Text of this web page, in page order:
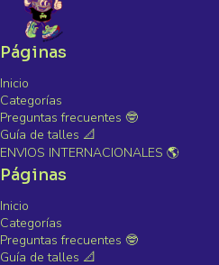
Páginas
Inicio
Categorías
Preguntas frecuentes 🤓
Guía de talles 📐
ENVIOS INTERNACIONALES 🌎
Páginas
Inicio
Categorías
Preguntas frecuentes 🤓
Guía de talles 📐